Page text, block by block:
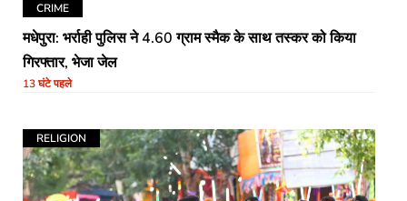
CRIME
मधेपुरा: भर्राही पुलिस ने 4.60 ग्राम स्मैक के साथ तस्कर को किया
गिरफ्तार, भेजा जेल
13 घंटे पहले
RELIGION